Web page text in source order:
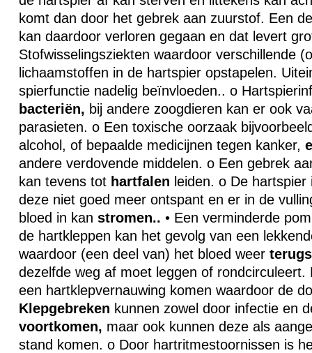
komt dan door het gebrek aan zuurstof. Een
kan daardoor verloren gegaan en dat levert
Stofwisselingsziekten waardoor verschillende
lichaamstoffen in de hartspier opstapelen.
spierfunctie nadelig beïnvloeden.. o
bacteriën, bij andere zoogdieren kan er ook
parasieten. o Een toxische oorzaak
alcohol, of bepaalde medicijnen tegen kanker,
andere verdovende middelen. o Een gebrek
kan tevens tot hartfalen leiden. o De
deze niet goed meer ontspant en er in de
bloed in kan stromen.. • Een verminderde
de hartkleppen kan het gevolg van een
waardoor (een deel van) het bloed weer
dezelfde weg af moet leggen of rondcirculeert.
een hartklepvernauwing komen waardoor de
Klepgebreken kunnen zowel door infectie en
voortkomen, maar ook kunnen deze als
stand komen. o Door hartritmestoornissen is